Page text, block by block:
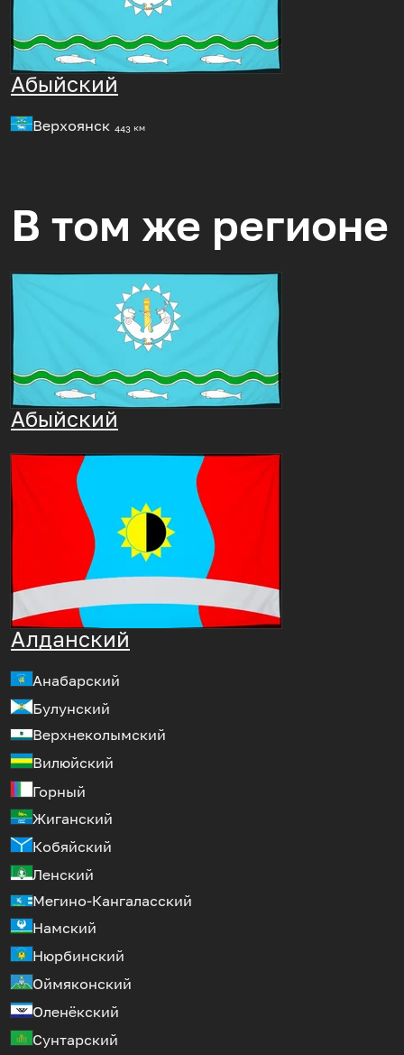
Абыйский
Верхоянск 443 км
В том же регионе
Абыйский
Алданский
Анабарский
Булунский
Верхнеколымский
Вилюйский
Горный
Жиганский
Кобяйский
Ленский
Мегино-Кангаласский
Намский
Нюрбинский
Оймяконский
Оленёкский
Сунтарский